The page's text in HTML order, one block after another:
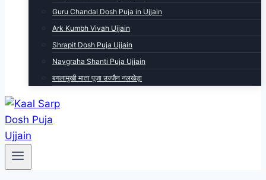
Guru Chandal Dosh Puja in Ujjain
Ark Kumbh Vivah Ujjain
Shrapit Dosh Puja Ujjain
Navgraha Shanti Puja Ujjain
बगलामुखी माता पूजा उज्जैन नलखेड़ा